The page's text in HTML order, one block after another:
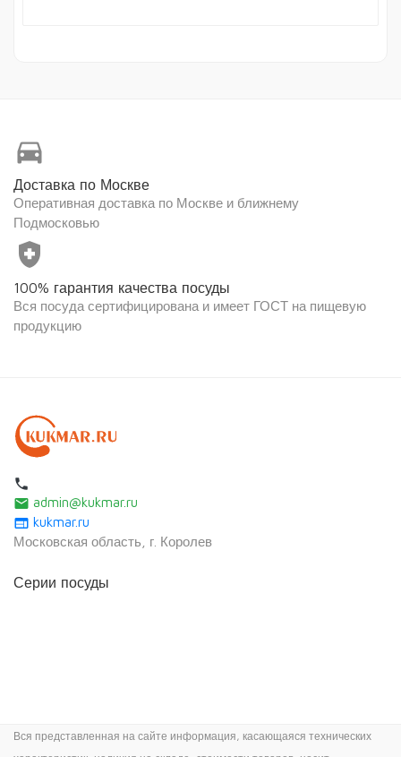
directions_car
Доставка по Москве
Оперативная доставка по Москве и ближнему
Подмосковью
health_and_safety
100% гарантия качества посуды
Вся посуда сертифицирована и имеет ГОСТ на пищевую
продукцию
local_phone
email admin@kukmar.ru
web kukmar.ru
Московская область, г. Королев
Серии посуды
Вся представленная на сайте информация, касающаяся технических